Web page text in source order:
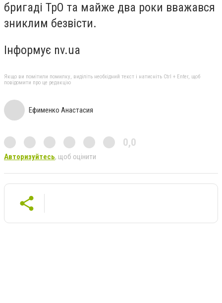
бригаді ТрО та майже два роки вважався
зниклим безвісти.
Інформує nv.ua
Якщо ви помітили помилку, виділіть необхідний текст і натисніть Ctrl + Enter, щоб
повідомити про це редакцію
Ефименко Анастасия
0,0
Авторизуйтесь, щоб оцінити